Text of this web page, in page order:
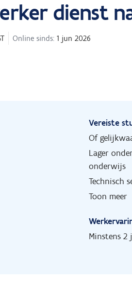
dienst
Online sinds: 1 jun 2026
Vereiste
Of
Lager
onderwijs
Technisch
Toon meer
Minstens